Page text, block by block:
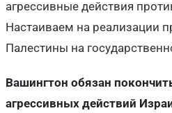
агрессивные действия
Настаиваем на реализации
Палестины на
Вашингтон обязан
агрессивных действий